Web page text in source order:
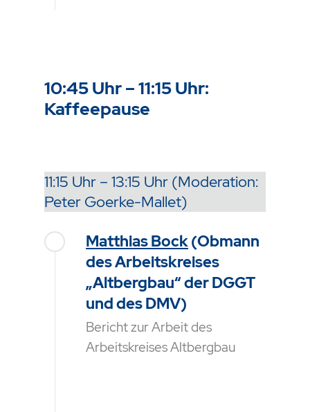
10:45 Uhr – 11:15 Uhr:
Kaffeepause
11:15 Uhr – 13:15 Uhr (Moderation:
Peter Goerke-Mallet)
Matthias Bock(Obmann
des Arbeitskreises
„Altbergbau“ der DGGT
und des DMV)
Bericht zur Arbeit des
Arbeitskreises Altbergbau